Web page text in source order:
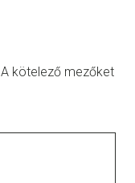
A kötelező mezőket